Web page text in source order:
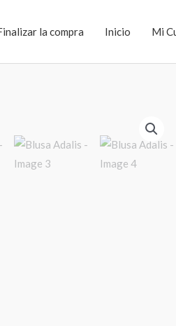
la compra Inicio Mi